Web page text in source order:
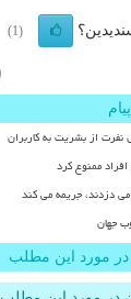
(1)
از بشریت به کاربران
ممنوع کرد
دزدند، جریمه می کند
جهان
در مورد این مطلب